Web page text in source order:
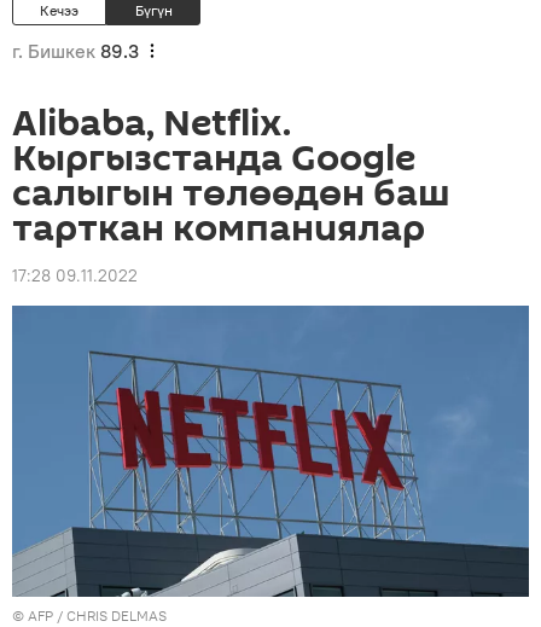
Кечээ Бүгүн
г. Бишкек 89.3
Alibaba, Netflix.
Кыргызстанда Google
салыгын төлөөдөн баш
тарткан компаниялар
17:28 09.11.2022
© AFP / CHRIS DELMAS